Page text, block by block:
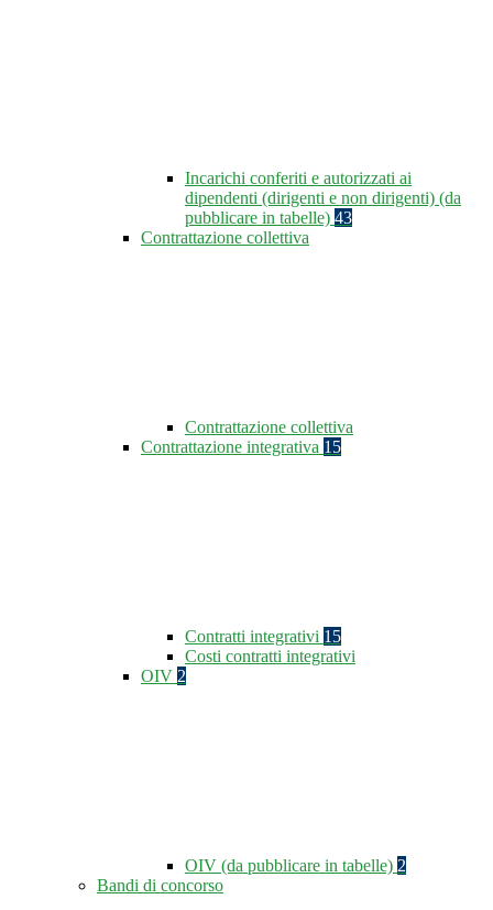
Incarichi conferiti e autorizzati ai
dipendenti (dirigenti e non dirigenti) (da
pubblicare in tabelle) 43
Contrattazione collettiva
Contrattazione collettiva
Contrattazione integrativa 15
Contratti integrativi 15
Costi contratti integrativi
OIV 2
OIV (da pubblicare in tabelle) 2
Bandi di concorso